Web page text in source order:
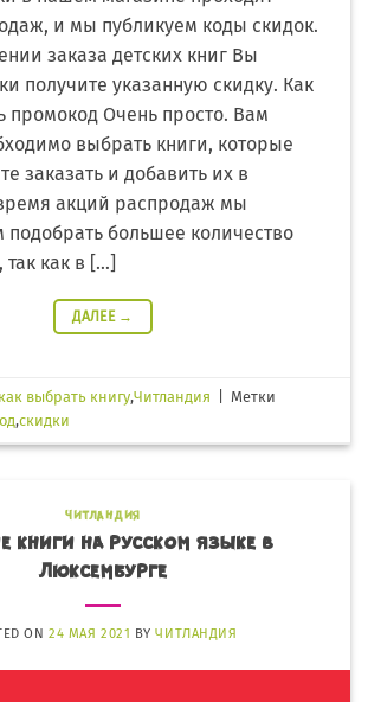
и мы публикуем коды скидок.
заказа детских книг Вы
получите указанную скидку. Как
промокод Очень просто. Вам
выбрать книги, которые
заказать и добавить их в
акций распродаж мы
подобрать большее количество
так как в […]
ДАЛЕЕ →
как выбрать книгу,Читландия
Метки
,скидки
ЧИТЛАНДИЯ
книги на русском языке в
Люксембурге
ON24 МАЯ 2021 BYЧИТЛАНДИЯ